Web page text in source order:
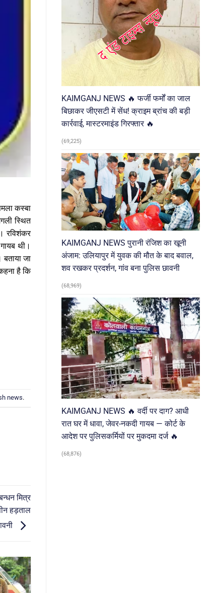
कस्बा
स्थित
रविशंकर
थी।
जा
है कि
news.
मित्र
हड़ताल
KAIMGANJ NEWS 🔥 फर्जी फर्मों का जाल
बिछाकर जीएसटी में सेंध! क्राइम ब्रांच की बड़ी
कार्रवाई, मास्टरमाइंड गिरफ्तार 🔥
(69,225)
KAIMGANJ NEWS पुरानी रंजिश का खूनी
अंजाम: उलियापुर में युवक की मौत के बाद बवाल,
शव रखकर प्रदर्शन, गांव बना पुलिस छावनी
(68,969)
KAIMGANJ NEWS 🔥 वर्दी पर दाग? आधी
रात घर में धावा, जेवर-नकदी गायब — कोर्ट के
आदेश पर पुलिसकर्मियों पर मुकदमा दर्ज 🔥
(68,876)